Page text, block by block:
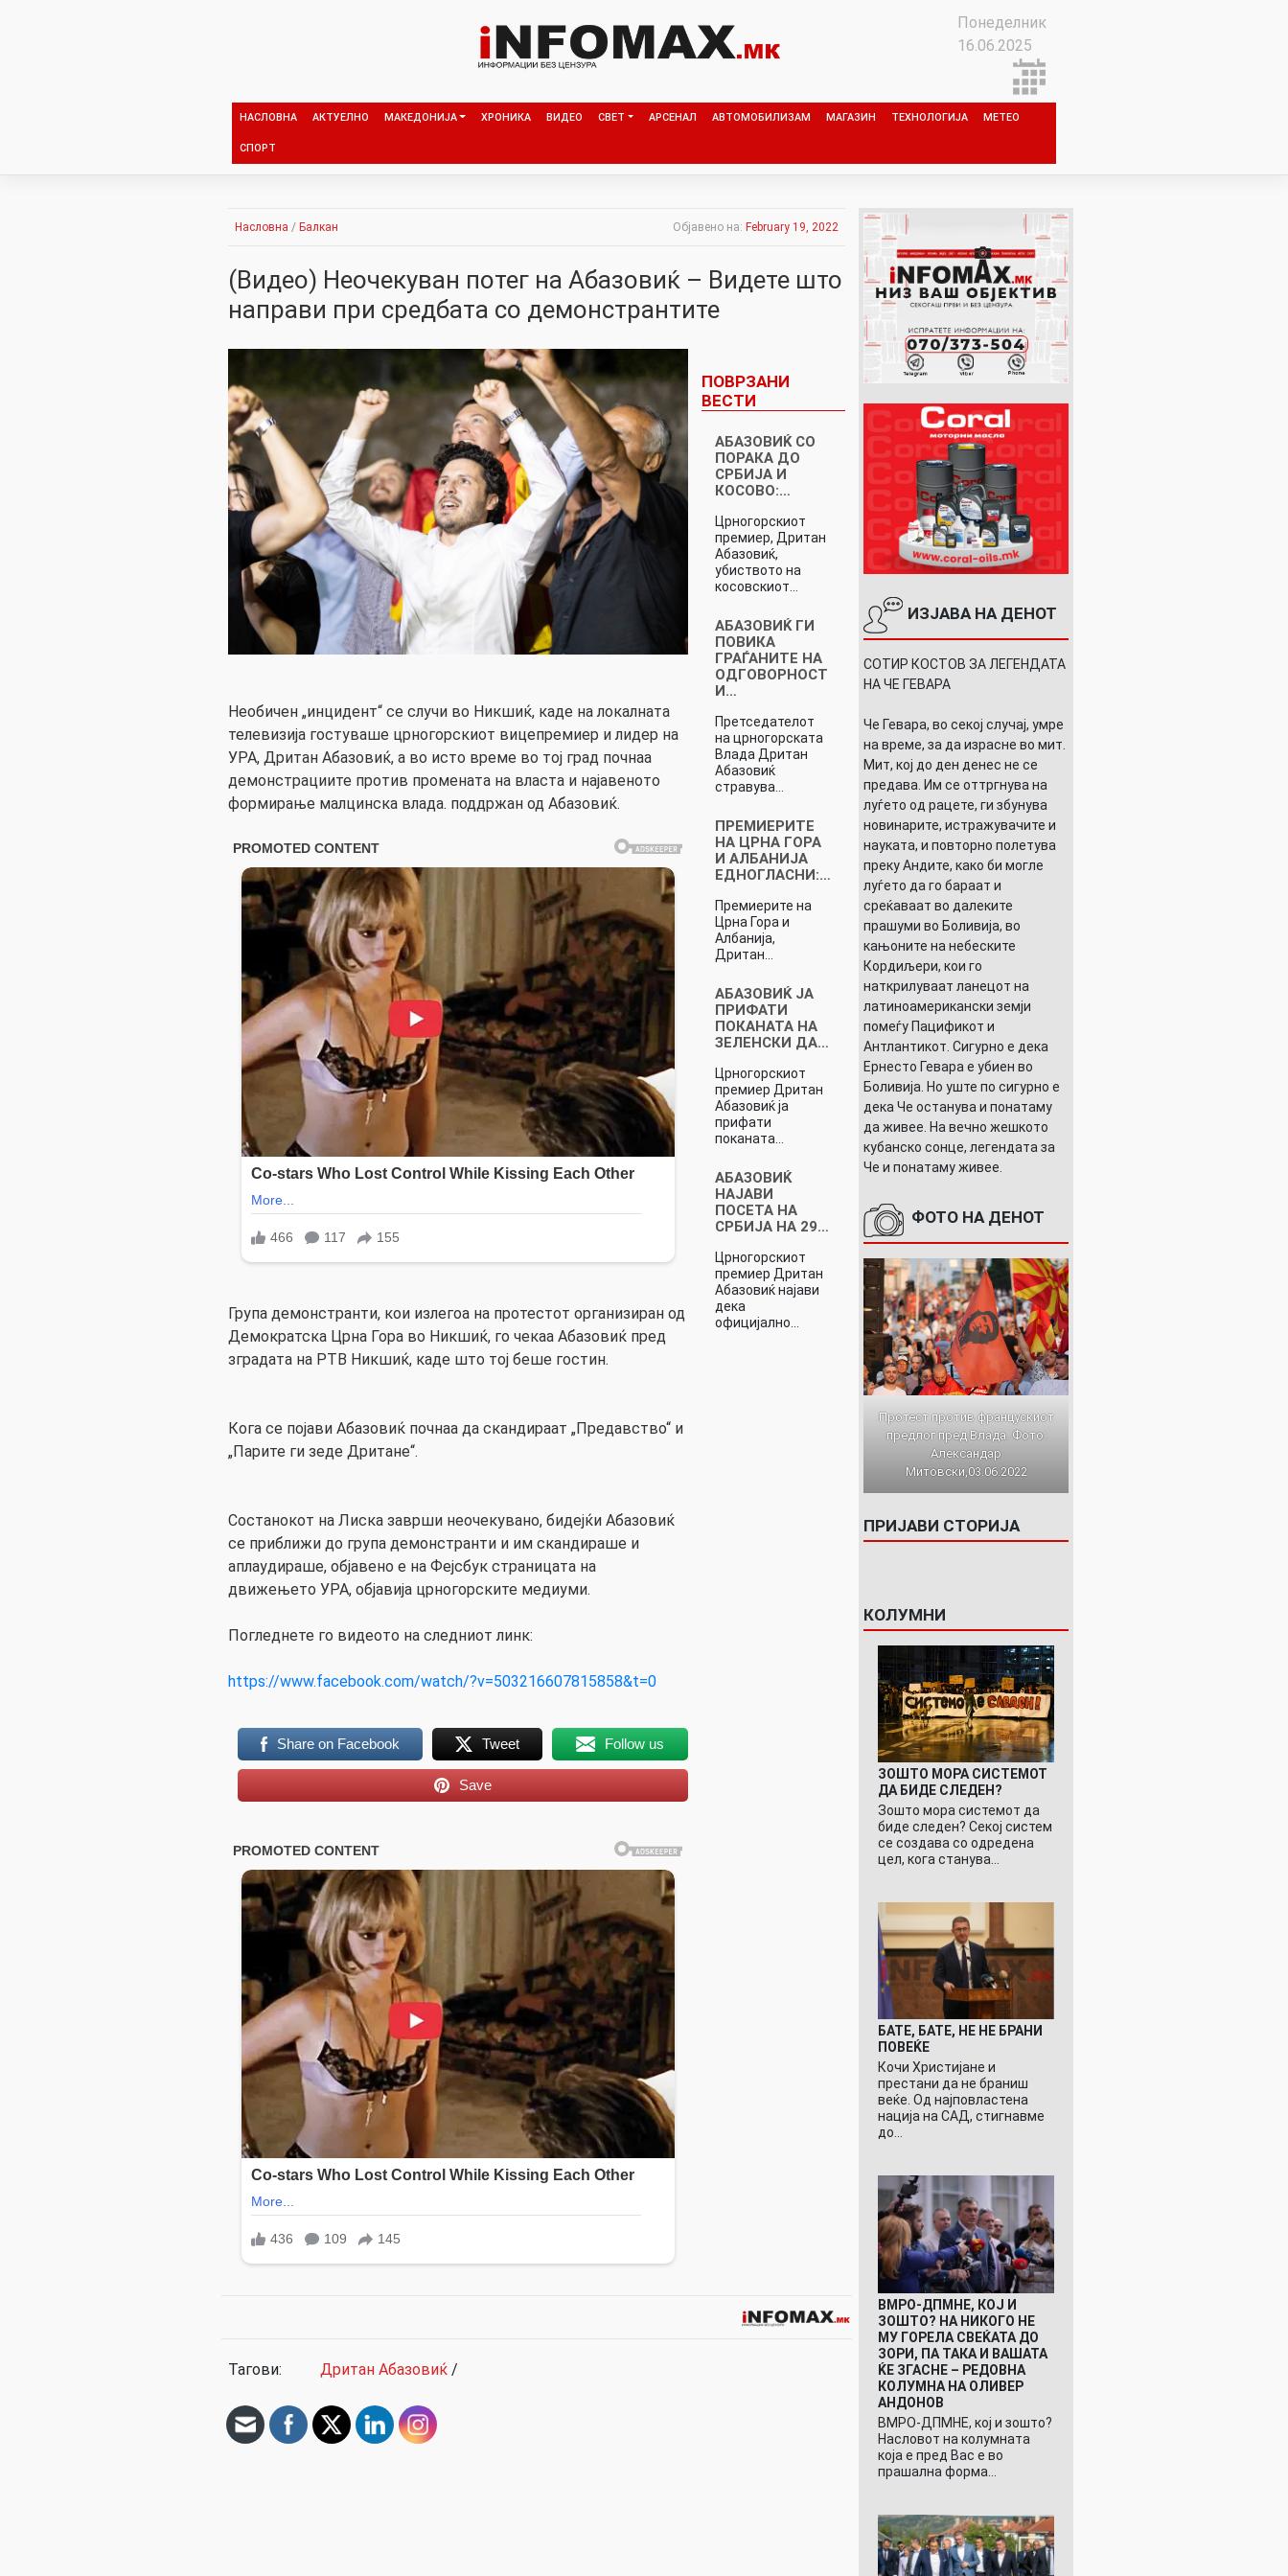
Понеделник
16.06.2025
НАСЛОВНА АКТУЕЛНО МАКЕДОНИЈА ХРОНИКА ВИДЕО СВЕТ АРСЕНАЛ АВТОМОБИЛИЗАМ МАГАЗИН ТЕХНОЛОГИЈА МЕТЕО
СПОРТ
Насловна / Балкан Објавено на: February 19, 2022
(Видео) Неочекуван потег на Абазовиќ – Видете што
направи при средбата со демонстрантите
Необичен „инцидент“ се случи во Никшиќ, каде на локалната
телевизија гостуваше црногорскиот вицепремиер и лидер на
УРА, Дритан Абазовиќ, а во исто време во тој град почнаа
демонстрациите против промената на власта и најавеното
формирање малцинска влада. поддржан од Абазовиќ.
Група демонстранти, кои излегоа на протестот организиран од
Демократска Црна Гора во Никшиќ, го чекаа Абазовиќ пред
зградата на РТВ Никшиќ, каде што тој беше гостин.
Кога се појави Абазовиќ почнаа да скандираат „Предавство“ и
„Парите ги зеде Дритане“.
Состанокот на Лиска заврши неочекувано, бидејќи Абазовиќ
се приближи до група демонстранти и им скандираше и
аплаудираше, објавено е на Фејсбук страницата на
движењето УРА, објавија црногорските медиуми.
Погледнете го видеото на следниот линк:
https://www.facebook.com/watch/?v=503216607815858&t=0
Share on Facebook Tweet Follow us
Save
ПОВРЗАНИ
ВЕСТИ
АБАЗОВИЌ СО
ПОРАКА ДО
СРБИЈА И
КОСОВО:…
Црногорскиот
премиер, Дритан
Абазовиќ,
убиството на
косовскиот…
АБАЗОВИЌ ГИ
ПОВИКА
ГРАЃАНИТЕ НА
ОДГОВОРНОСТ
И…
Претседателот
на црногорската
Влада Дритан
Абазовиќ
стравува…
ПРЕМИЕРИТЕ
НА ЦРНА ГОРА
И АЛБАНИЈА
ЕДНОГЛАСНИ:…
Премиерите на
Црна Гора и
Албанија,
Дритан…
АБАЗОВИЌ ЈА
ПРИФАТИ
ПОКАНАТА НА
ЗЕЛЕНСКИ ДА…
Црногорскиот
премиер Дритан
Абазовиќ ја
прифати
поканата…
АБАЗОВИЌ
НАЈАВИ
ПОСЕТА НА
СРБИЈА НА 29…
Црногорскиот
премиер Дритан
Абазовиќ најави
дека
официјално…
Тагови: Дритан Абазовиќ /
ИЗЈАВА НА ДЕНОТ
СОТИР КОСТОВ ЗА ЛЕГЕНДАТА
НА ЧЕ ГЕВАРА
Че Гевара, во секој случај, умре
на време, за да израсне во мит.
Мит, кој до ден денес не се
предава. Им се оттргнува на
луѓето од рацете, ги збунува
новинарите, истражувачите и
науката, и повторно полетува
преку Андите, како би могле
луѓето да го бараат и
среќаваат во далеките
прашуми во Боливија, во
кањоните на небеските
Кордиљери, кои го
наткрилуваат ланецот на
латиноамерикански земји
помеѓу Пацификот и
Антлантикот. Сигурно е дека
Ернесто Гевара е убиен во
Боливија. Но уште по сигурно е
дека Че останува и понатаму
да живее. На вечно жешкото
кубанско сонце, легендата за
Че и понатаму живее.
ФОТО НА ДЕНОТ
Протест против францускиот
предлог пред Влада. Фото:
Александар
Митовски,03.06.2022
ПРИЈАВИ СТОРИЈА
КОЛУМНИ
ЗОШТО МОРА СИСТЕМОТ
ДА БИДЕ СЛЕДЕН?
Зошто мора системот да
биде следен? Секој систем
се создава со одредена
цел, кога станува…
БАТЕ, БАТЕ, НЕ НЕ БРАНИ
ПОВЕЌЕ
Кочи Христијане и
престани да не браниш
веќе. Од најповластена
нација на САД, стигнавме
до…
ВМРО-ДПМНЕ, КОЈ И
ЗОШТО? НА НИКОГО НЕ
МУ ГОРЕЛА СВЕЌАТА ДО
ЗОРИ, ПА ТАКА И ВАШАТА
ЌЕ ЗГАСНЕ – РЕДОВНА
КОЛУМНА НА ОЛИВЕР
АНДОНОВ
ВМРО-ДПМНЕ, кој и зошто?
Насловот на колумната
која е пред Вас е во
прашална форма…